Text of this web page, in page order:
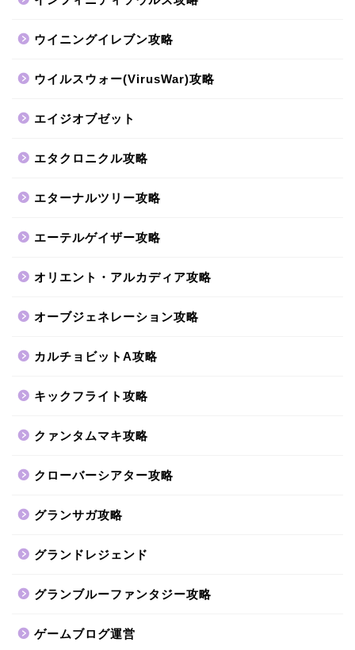
ウイニングイレブン攻略
ウイルスウォー(VirusWar)攻略
エイジオブゼット
エタクロニクル攻略
エターナルツリー攻略
エーテルゲイザー攻略
オリエント・アルカディア攻略
オーブジェネレーション攻略
カルチョビットA攻略
キックフライト攻略
クァンタムマキ攻略
クローバーシアター攻略
グランサガ攻略
グランドレジェンド
グランブルーファンタジー攻略
ゲームブログ運営